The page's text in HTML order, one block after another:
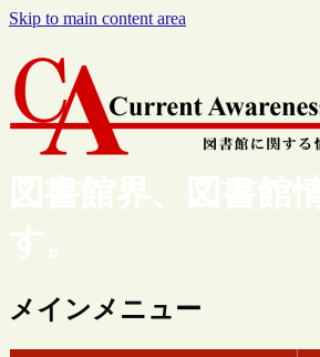
Skip to main content area
図書館界、図書館
す。
メインメニュー